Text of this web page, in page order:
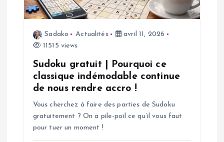
Sadako Actualités
avril 11, 2026
11515 views
Sudoku gratuit | Pourquoi ce
classique indémodable continue
de nous rendre accro !
Vous cherchez à faire des parties de Sudoku
gratuitement ? On a pile-poil ce qu’il vous faut
pour tuer un moment !